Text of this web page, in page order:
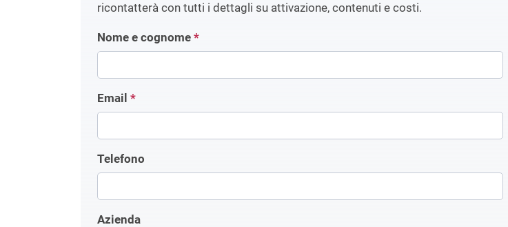
ricontatterà con tutti i dettagli su attivazione, contenuti e costi.
Nome e cognome *
Email *
Telefono
Azienda